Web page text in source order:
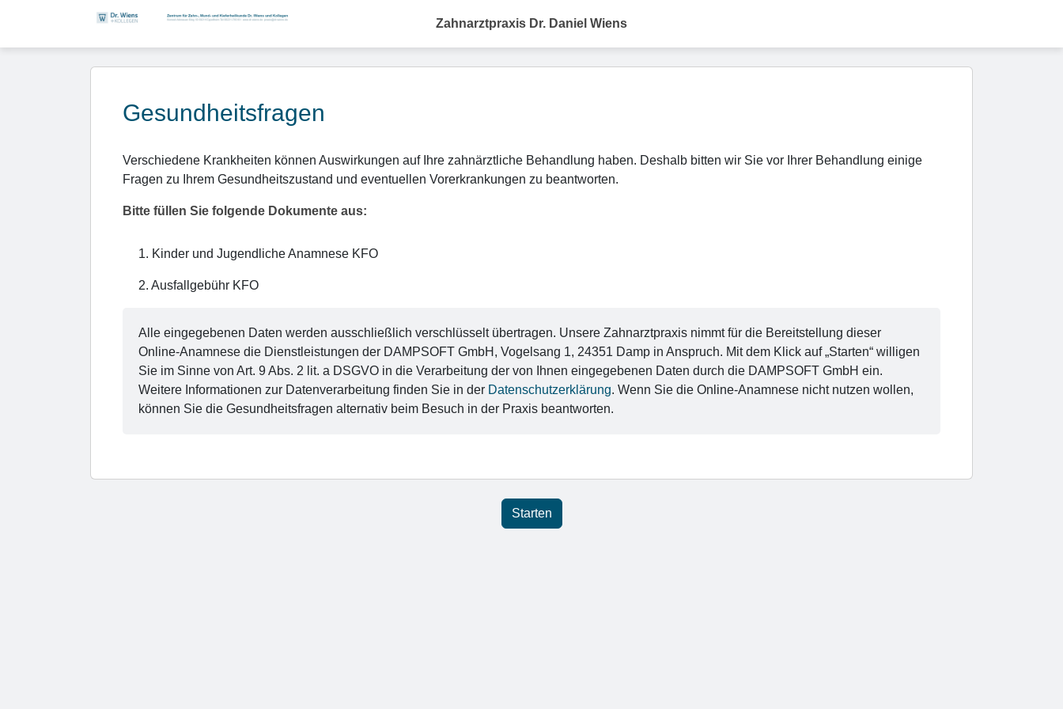
Zahnarztpraxis Dr. Daniel Wiens
Gesundheitsfragen
Verschiedene Krankheiten können Auswirkungen auf Ihre zahnärztliche Behandlung haben. Deshalb bitten wir Sie vor Ihrer Behandlung einige
Fragen zu Ihrem Gesundheitszustand und eventuellen Vorerkrankungen zu beantworten.
Bitte füllen Sie folgende Dokumente aus:
1. Kinder und Jugendliche Anamnese KFO
2. Ausfallgebühr KFO
Alle eingegebenen Daten werden ausschließlich verschlüsselt übertragen. Unsere Zahnarztpraxis nimmt für die Bereitstellung dieser
Online-Anamnese die Dienstleistungen der DAMPSOFT GmbH, Vogelsang 1, 24351 Damp in Anspruch. Mit dem Klick auf „Starten“ willigen
Sie im Sinne von Art. 9 Abs. 2 lit. a DSGVO in die Verarbeitung der von Ihnen eingegebenen Daten durch die DAMPSOFT GmbH ein.
Weitere Informationen zur Datenverarbeitung finden Sie in der Datenschutzerklärung. Wenn Sie die Online-Anamnese nicht nutzen wollen,
können Sie die Gesundheitsfragen alternativ beim Besuch in der Praxis beantworten.
Starten